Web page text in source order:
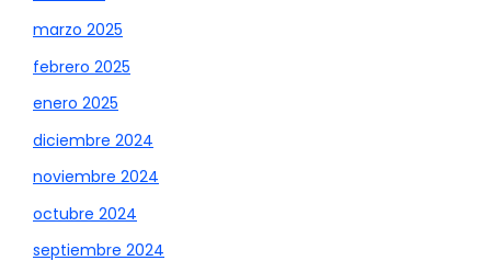
marzo 2025
febrero 2025
enero 2025
diciembre 2024
noviembre 2024
octubre 2024
septiembre 2024